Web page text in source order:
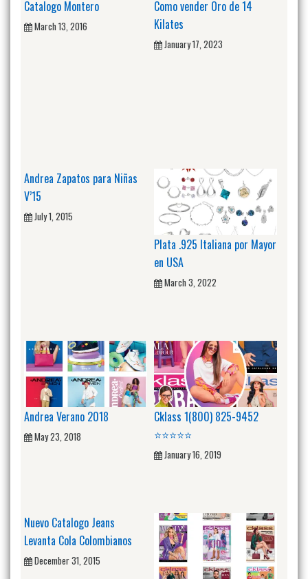
Catalogo Montero
March 13, 2016
Como vender Oro de 14
Kilates
January 17, 2023
Andrea Zapatos para Niñas
V’15
July 1, 2015
Plata .925 Italiana por Mayor
en USA
March 3, 2022
Andrea Verano 2018
May 23, 2018
Cklass 1(800) 825-9452
⭐⭐⭐⭐⭐
January 16, 2019
Nuevo Catalogo Jeans
Levanta Cola Colombianos
December 31, 2015